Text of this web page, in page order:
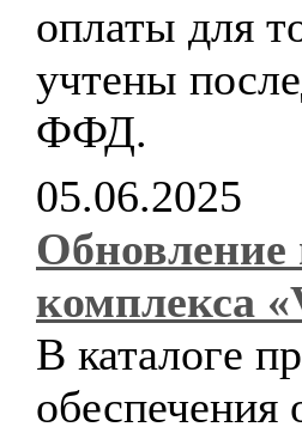
оплаты для
учтены
ФФД.
05.06.2025
Обновление
комплекса
В каталоге
обеспечения